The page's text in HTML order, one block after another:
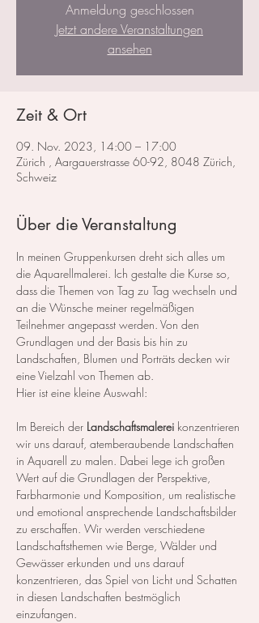
Anmeldung geschlossen
Jetzt andere Veranstaltungen
ansehen
Zeit & Ort
09. Nov. 2023, 14:00 – 17:00
Zürich , Aargauerstrasse 60-92, 8048 Zürich,
Schweiz
Über die Veranstaltung
In meinen Gruppenkursen dreht sich alles um
die Aquarellmalerei. Ich gestalte die Kurse so,
dass die Themen von Tag zu Tag wechseln und
an die Wünsche meiner regelmäßigen
Teilnehmer angepasst werden. Von den
Grundlagen und der Basis bis hin zu
Landschaften, Blumen und Porträts decken wir
eine Vielzahl von Themen ab.
Hier ist eine kleine Auswahl:
Im Bereich der Landschaftsmalerei konzentrieren
wir uns darauf, atemberaubende Landschaften
in Aquarell zu malen. Dabei lege ich großen
Wert auf die Grundlagen der Perspektive,
Farbharmonie und Komposition, um realistische
und emotional ansprechende Landschaftsbilder
zu erschaffen. Wir werden verschiedene
Landschaftsthemen wie Berge, Wälder und
Gewässer erkunden und uns darauf
konzentrieren, das Spiel von Licht und Schatten
in diesen Landschaften bestmöglich
einzufangen.